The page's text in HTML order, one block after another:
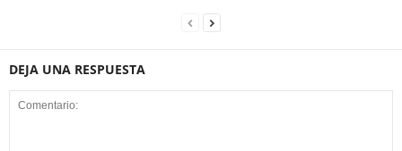
DEJA UNA RESPUESTA